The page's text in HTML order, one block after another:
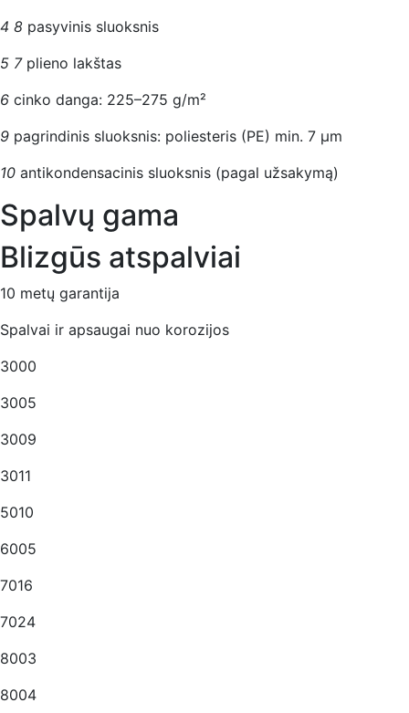
4 8 pasyvinis sluoksnis
5 7plieno lakštas
6 cinko danga: 225–275 g/m²
9 pagrindinis sluoksnis: poliesteris (PE) min. 7 μm
10 antikondensacinis sluoksnis (pagal užsakymą)
Spalvų gama
Blizgūs atspalviai
10 metų garantija
Spalvai ir apsaugai nuo korozijos
3000
3005
3009
3011
5010
6005
7016
7024
8003
8004